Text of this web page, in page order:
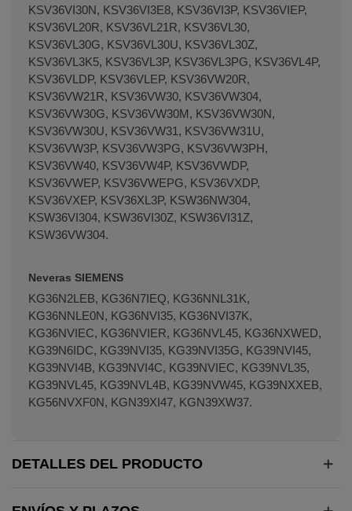
KSV36VI30N, KSV36VI3E8, KSV36VI3P, KSV36VIEP,
KSV36VL20R, KSV36VL21R, KSV36VL30,
KSV36VL30G, KSV36VL30U, KSV36VL30Z,
KSV36VL3K5, KSV36VL3P, KSV36VL3PG, KSV36VL4P,
KSV36VLDP, KSV36VLEP, KSV36VW20R,
KSV36VW21R, KSV36VW30, KSV36VW304,
KSV36VW30G, KSV36VW30M, KSV36VW30N,
KSV36VW30U, KSV36VW31, KSV36VW31U,
KSV36VW3P, KSV36VW3PG, KSV36VW3PH,
KSV36VW40, KSV36VW4P, KSV36VWDP,
KSV36VWEP, KSV36VWEPG, KSV36VXDP,
KSV36VXEP, KSV36XL3P, KSW36NW304,
KSW36VI304, KSW36VI30Z, KSW36VI31Z,
KSW36VW304.
Neveras SIEMENS
KG36N2LEB, KG36N7IEQ, KG36NNL31K,
KG36NNLE0N, KG36NVI35, KG36NVI37K,
KG36NVIEC, KG36NVIER, KG36NVL45, KG36NXWED,
KG39N6IDC, KG39NVI35, KG39NVI35G, KG39NVI45,
KG39NVI4B, KG39NVI4C, KG39NVIEC, KG39NVL35,
KG39NVL45, KG39NVL4B, KG39NVW45, KG39NXXEB,
KG56NVXF0N, KGN39XI47, KGN39XW37.
DETALLES DEL PRODUCTO